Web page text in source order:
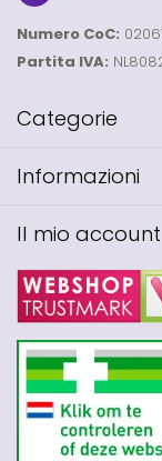
Numero CoC:
Partita IVA:
Categorie
Informazioni
Il mio account